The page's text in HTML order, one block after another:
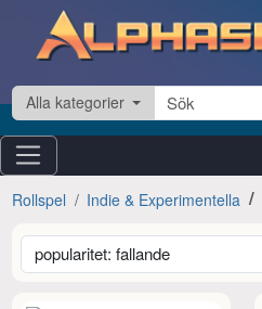
Hoppa till innehåll
Alla kategorier
Rollspel Indie & Experimentella